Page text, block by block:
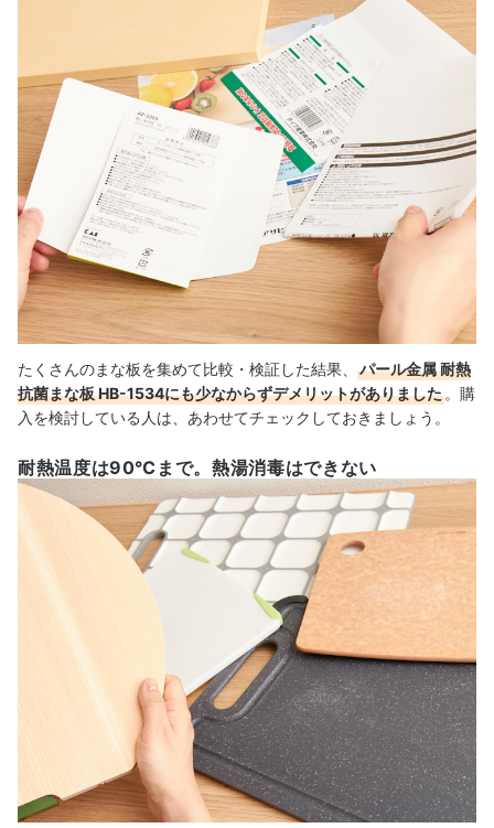
たくさんのまな板を集めて比較・検証した結果、
パール金属 耐熱
抗菌まな板 HB-1534にも少なからずデメリットがありました 。購
入を検討している人は、あわせてチェックしておきましょう。
耐熱温度は90℃まで。熱湯消毒はできない